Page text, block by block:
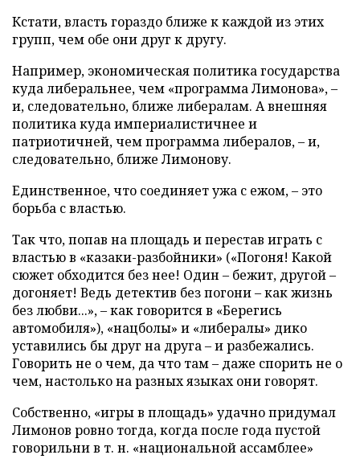
Кстати, власть гораздо ближе к каждой из этих
групп, чем обе они друг к другу.
Например, экономическая политика государства
куда либеральнее, чем «программа Лимонова», –
и, следовательно, ближе либералам. А внешняя
политика куда империалистичнее и
патриотичней, чем программа либералов, – и,
следовательно, ближе Лимонову.
Единственное, что соединяет ужа с ежом, – это
борьба с властью.
Так что, попав на площадь и перестав играть с
властью в «казаки-разбойники» («Погоня! Какой
сюжет обходится без нее! Один – бежит, другой –
догоняет! Ведь детектив без погони – как жизнь
без любви...», – как говорится в «Берегись
автомобиля»), «нацболы» и «либералы» дико
уставились бы друг на друга – и разбежались.
Говорить не о чем, да что там – даже спорить не о
чем, настолько на разных языках они говорят.
Собственно, «игры в площадь» удачно придумал
Лимонов ровно тогда, когда после года пустой
говорильни в т. н. «национальной ассамблее»